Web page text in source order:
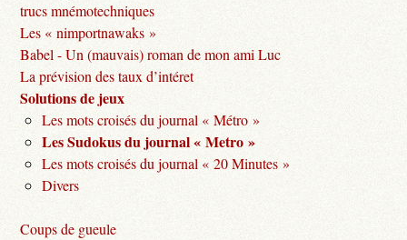
trucs mnémotechniques
Les « nimportnawaks »
Babel - Un (mauvais) roman de mon ami Luc
La prévision des taux d’intéret
Solutions de jeux
Les mots croisés du journal « Métro »
Les Sudokus du journal « Metro »
Les mots croisés du journal « 20 Minutes »
Divers
Coups de gueule